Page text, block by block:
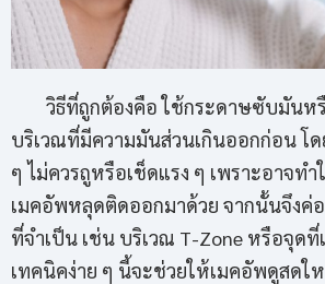
วิธีที่ถูกต้องคือ ใช้กระดาษซับมันห
บริเวณที่มีความมันส่วนเกินออกก่อน โ
ๆ ไม่ควรถูหรือเช็ดแรง ๆ เพราะอาจท
เมคอัพหลุดติดออกมาด้วย จากนั้นจึงค่
ที่จำเป็น เช่น บริเวณ T-Zone หรือจุดที่
เทคนิคง่าย ๆ นี้จะช่วยให้เมคอัพดูสดใ